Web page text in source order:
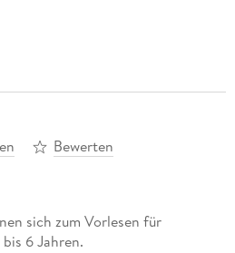
Bewerten
sich zum Vorlesen für
6 Jahren.